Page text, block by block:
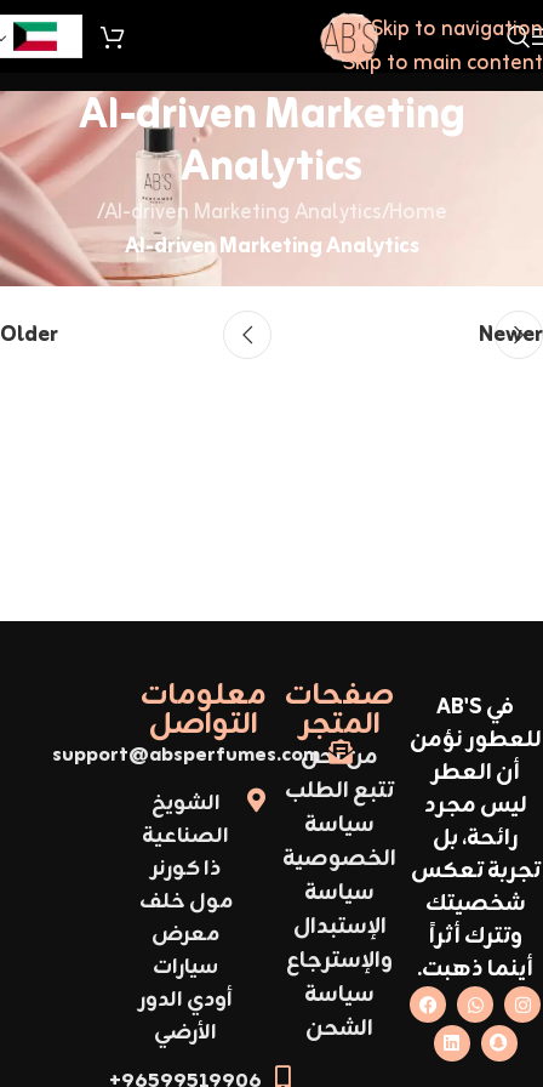
Skip to navigation
Skip to main content
AI-driven Marketing
Analytics
Home
/
AI-driven Marketing Analytics
/
AI-driven Marketing Analytics
Newer
Older
في AB'S
للعطور نؤمن
أن العطر
ليس مجرد
رائحة، بل
تجربة تعكس
شخصيتك
وتترك أثراً
أينما ذهبت.
صفحات
المتجر
من نحن
تتبع الطلب
سياسة
الخصوصية
سياسة
الإستبدال
والإسترجاع
سياسة
الشحن
معلومات
التواصل
support@absperfumes.com
الشويخ
الصناعية
ذا كورنر
مول خلف
معرض
سيارات
أودي الدور
الأرضي